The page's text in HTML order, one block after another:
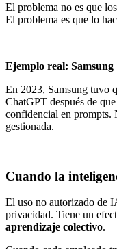
El problema no es que
El problema es que lo
Ejemplo real: Samsung
En 2023, Samsung tuvo
ChatGPT después de
confidencial en prompts.
gestionada.
Cuando la
El uso no autorizado de
privacidad. Tiene un
aprendizaje colectivo.